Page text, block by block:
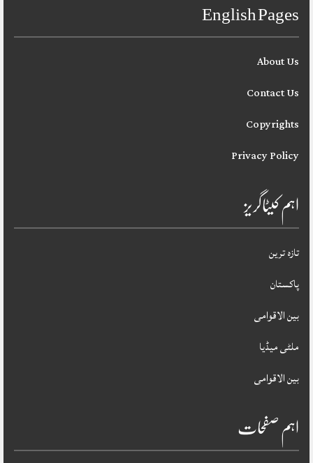
English Pages
About Us
Contact Us
Copyrights
Privacy Policy
اہم کیٹاگریز
تازہ ترین
پاکستان
بین الاقوامی
ملٹی میڈیا
بین الاقوامی
اہم صفحات